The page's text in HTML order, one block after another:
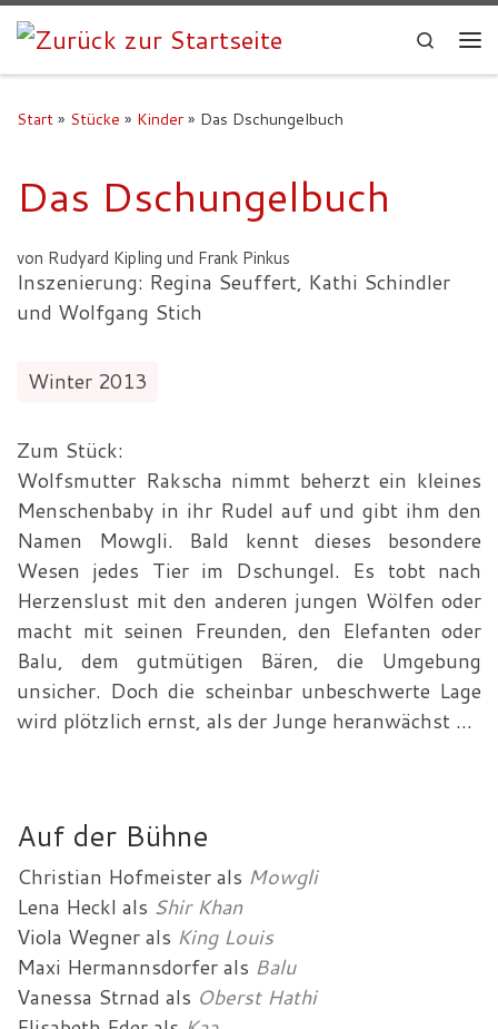
Search
Start» Stücke » Kinder» Das Dschungelbuch
Das Dschungelbuch
von Rudyard Kipling und Frank Pinkus
Inszenierung: Regina Seuffert, Kathi Schindler
und Wolfgang Stich
Winter 2013
Zum Stück:
Wolfsmutter Rakscha nimmt beherzt ein kleines
Menschenbaby in ihr Rudel auf und gibt ihm den
Namen Mowgli. Bald kennt dieses besondere
Wesen jedes Tier im Dschungel. Es tobt nach
Herzenslust mit den anderen jungen Wölfen oder
macht mit seinen Freunden, den Elefanten oder
Balu, dem gutmütigen Bären, die Umgebung
unsicher. Doch die scheinbar unbeschwerte Lage
wird plötzlich ernst, als der Junge heranwächst ...
Auf der Bühne
Christian Hofmeisterals Mowgli
Lena Heckl als Shir Khan
Viola Wegnerals King Louis
Maxi Hermannsdorferals Balu
Vanessa Strnad als Oberst Hathi